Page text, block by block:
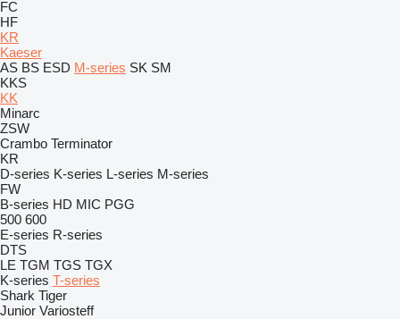
FC
HF
KR
Kaeser
AS BS ESD M-series SK SM
KKS
KK
Minarc
ZSW
Crambo Terminator
KR
D-series K-series L-series M-series
FW
B-series HD MIC PGG
500 600
E-series R-series
DTS
LE TGM TGS TGX
K-series T-series
Shark Tiger
Junior Variosteff